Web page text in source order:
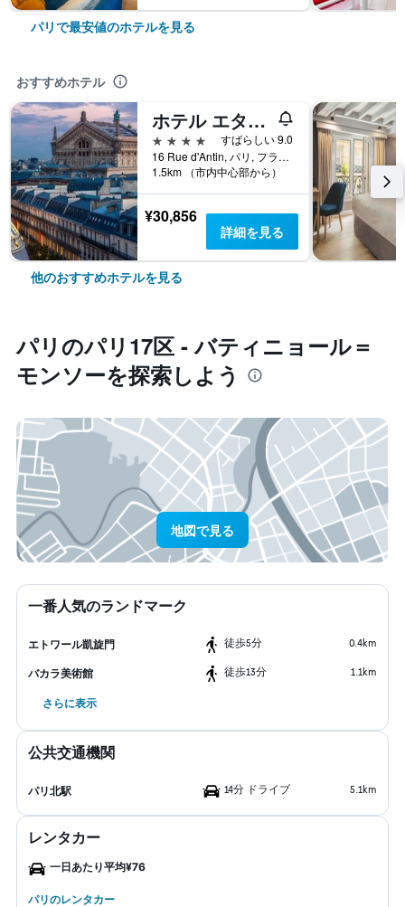
パリで最安値のホテルを見る
おすすめホテル
ホテル エタジュニ オペラ
4つ星
すばらしい 9.0
16 Rue d'Antin, パリ, フランス
1.5km （市内中心部から）
¥30,856
詳細を見る
他のおすすめホテルを見る
パリ​のパリ17区 - バティニョール＝
モンソー​を探索しよう
地図で見る
一番人気のランドマーク
エトワール凱旋門 ​徒歩5分 0.4km
バカラ美術館 ​徒歩13分 1.1km
さらに表示
公共交通機関
パリ北駅 14分 ドライブ 5.1km
レンタカー
一日あたり平均¥76
パリのレンタカー